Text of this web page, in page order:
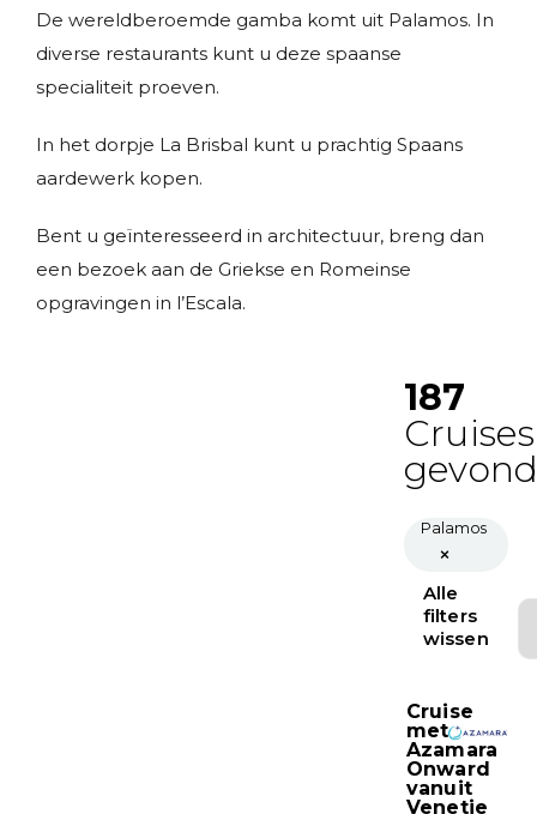
De wereldberoemde gamba komt uit Palamos. In
diverse restaurants kunt u deze spaanse
specialiteit proeven.
In het dorpje La Brisbal kunt u prachtig Spaans
aardewerk kopen.
Bent u geïnteresseerd in architectuur, breng dan
een bezoek aan de Griekse en Romeinse
opgravingen in l’Escala.